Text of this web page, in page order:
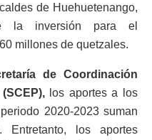
de Huehuetenango,
la inversión para el
millones de quetzales.
de Coordinación
los aportes a los
2020-2023 suman
Entretanto, los aportes